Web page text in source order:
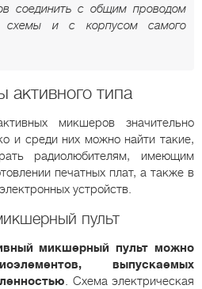
соединить с общим проводом
схемы и с корпусом самого
типа
микшеров значительно
и среди них можно найти такие,
радиолюбителям, имеющим
печатных плат, а также в
устройств.
пульт
микшерный пульт можно
выпускаемых
. Схема электрическая